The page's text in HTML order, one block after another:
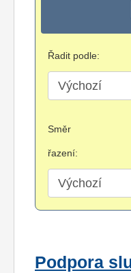
Řadit podle:
Směr
řazení:
Podpora